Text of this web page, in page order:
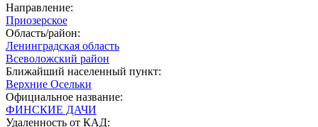
Направление:
Приозерское
Область/район:
Ленинградская область
Всеволожский район
Ближайший населенный пункт:
Верхние Осельки
Официальное название:
ФИНСКИЕ ДАЧИ
Удаленность от КАД: